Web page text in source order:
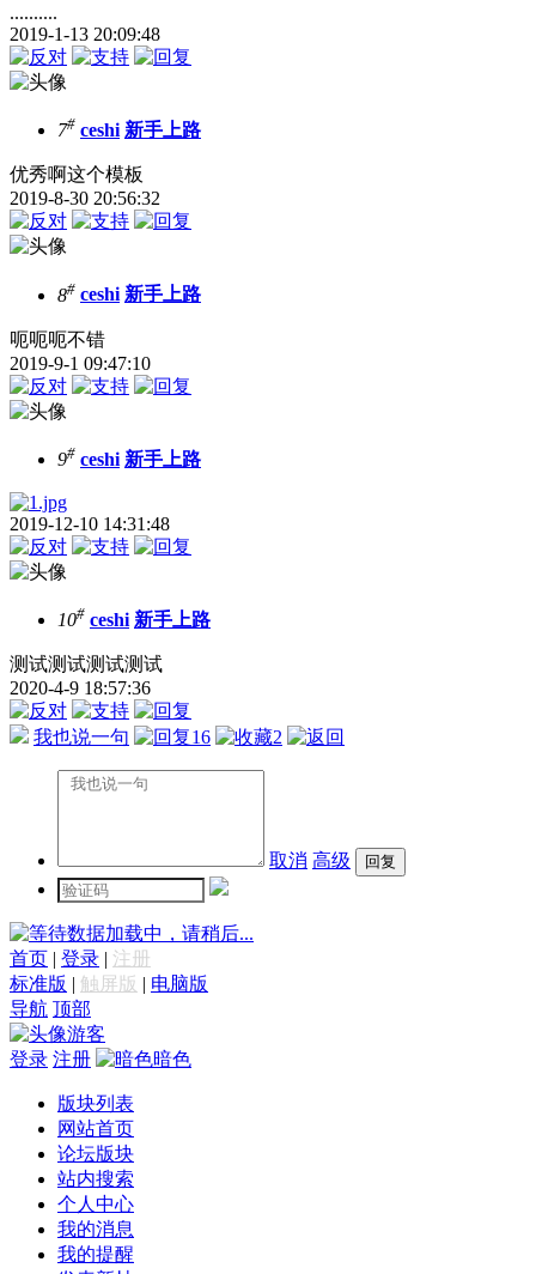
..........
2019-1-13 20:09:48
7# ceshi 新手上路
优秀啊这个模板
2019-8-30 20:56:32
8# ceshi 新手上路
呃呃呃不错
2019-9-1 09:47:10
9# ceshi 新手上路
2019-12-10 14:31:48
10# ceshi 新手上路
测试测试测试测试
2020-4-9 18:57:36
我也说一句 16 2
取消 高级
数据加载中，请稍后...
首页
登录
注册
标准版
触屏版
电脑版
导航 顶部
游客
登录 注册 暗色
版块列表
网站首页
论坛版块
站内搜索
个人中心
我的消息
我的提醒